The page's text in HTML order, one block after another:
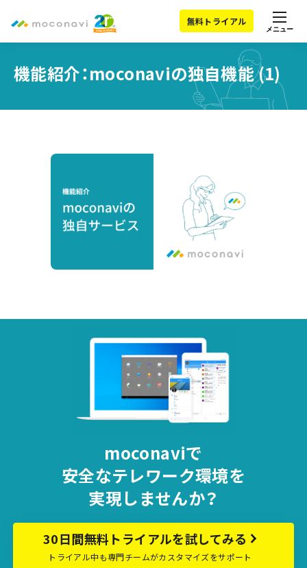
無料トライアル
メニュー
機能紹介：moconaviの独自機能 (1)
moconaviで
安全なテレワーク環境を
実現しませんか？
30日間無料トライアルを試してみる
トライアル中も専門チームがカスタマイズをサポート